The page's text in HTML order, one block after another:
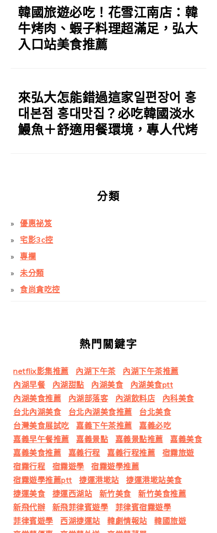
韓國旅遊必吃！花雪江南店：韓
牛烤肉、蝦子料理超滿足，弘大
入口站美食推薦
來弘大怎能錯過這家일편장어 홍
대본점 홍대맛집？必吃韓國淡水
鰻魚＋舒適用餐環境，專人代烤
分類
優惠祕笈
宅影3c控
專欄
未分類
食尚貪吃控
熱門關鍵字
netflix影集推薦 內湖下午茶
內湖下午茶推薦
內湖早餐
內湖甜點 內湖美食
內湖美食ptt
內湖美食推薦
內湖部落客 內湖飲料店
內科美食
台北內湖美食
台北內湖美食推薦
台北美食
台灣美食展試吃
嘉義下午茶推薦
嘉義必吃
嘉義早午餐推薦
嘉義景點 嘉義景點推薦
嘉義美食
嘉義美食推薦
嘉義行程 嘉義行程推薦
宿霧旅遊
宿霧行程
宿霧遊學
宿霧遊學推薦
宿霧遊學推薦ptt
捷運港墘站
捷運港墘站美食
捷運美食
捷運西湖站 新竹美食
新竹美食推薦
新飛代辦
新飛菲律賓遊學
菲律賓宿霧遊學
菲律賓遊學
西湖捷運站 韓劇情報站
韓國旅遊